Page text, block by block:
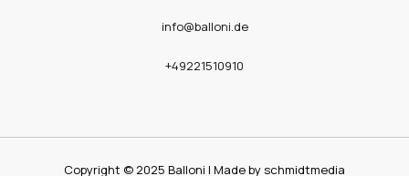
info@balloni.de
+49221510910
Copyright © 2025 Balloni | Made by schmidtmedia